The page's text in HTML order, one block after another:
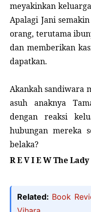
meyakinkan
Apalagi Jani
orang, terutama
dan memberikan
dapatkan.
Akankah sandiwara
asuh anaknya
dengan reaksi
hubungan mereka
belaka?
R E V I E W The
Related: Book